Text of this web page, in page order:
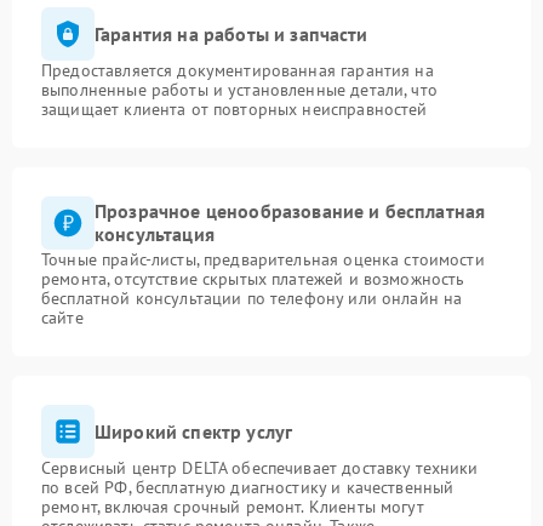
Гарантия на работы и запчасти
Предоставляется документированная гарантия на
выполненные работы и установленные детали, что
защищает клиента от повторных неисправностей
Прозрачное ценообразование и бесплатная
консультация
Точные прайс-листы, предварительная оценка стоимости
ремонта, отсутствие скрытых платежей и возможность
бесплатной консультации по телефону или онлайн на
сайте
Широкий спектр услуг
Сервисный центр DELTA обеспечивает доставку техники
по всей РФ, бесплатную диагностику и качественный
ремонт, включая срочный ремонт. Клиенты могут